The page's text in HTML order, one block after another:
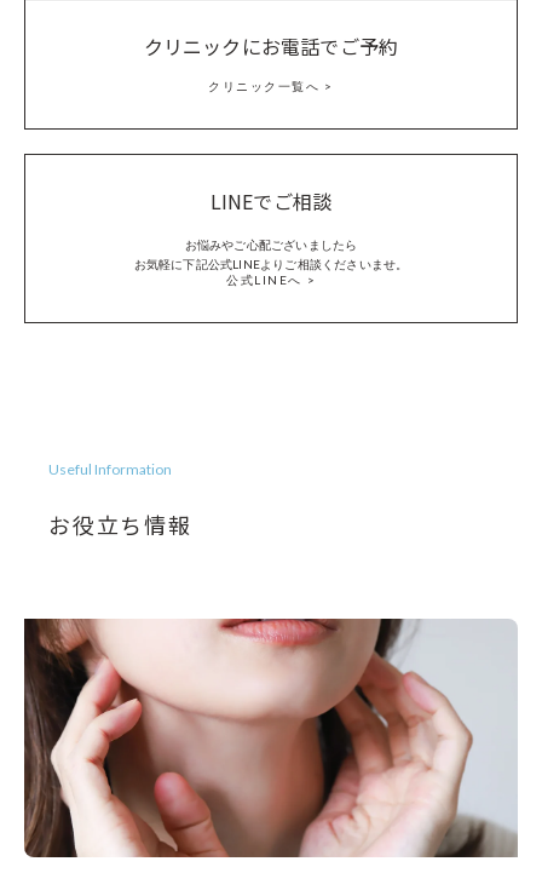
クリニックにお電話でご予約
クリニック一覧へ
LINEでご相談
お悩みやご心配ございましたら
お気軽に下記公式LINEよりご相談くださいませ。
公式LINEへ
Useful Information
お役立ち情報